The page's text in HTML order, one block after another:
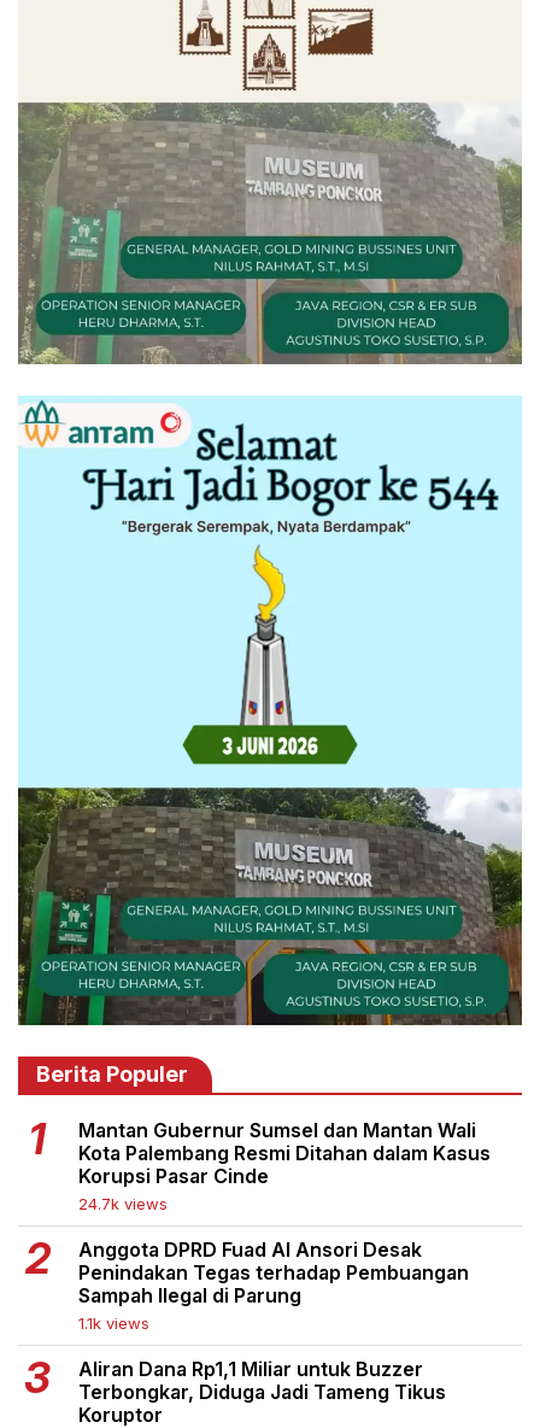
Berita Populer
Mantan Gubernur Sumsel dan Mantan Wali
Kota Palembang Resmi Ditahan dalam Kasus
Korupsi Pasar Cinde
24.7k views
Anggota DPRD Fuad Al Ansori Desak
Penindakan Tegas terhadap Pembuangan
Sampah Ilegal di Parung
1.1k views
Aliran Dana Rp1,1 Miliar untuk Buzzer
Terbongkar, Diduga Jadi Tameng Tikus
Koruptor